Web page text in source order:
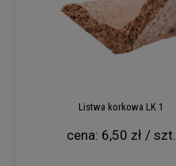
Listwa korkowa LK 1
cena: 6,50 zł / szt.